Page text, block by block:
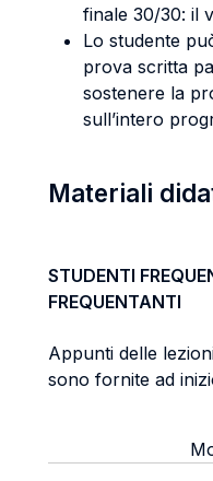
finale 30/30: il
Lo studente
prova scritta
sostenere la
sull’intero
Materiali
STUDENTI
FREQUENTANTI
Appunti delle
sono fornite ad